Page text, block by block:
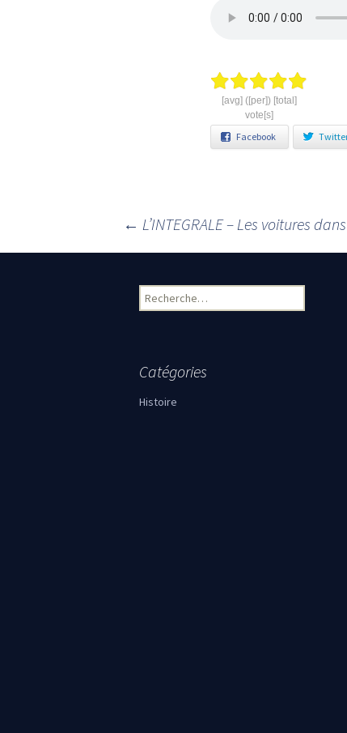
[avg] ([per]) [total]
vote[s]
Facebook
Navigation des articles
← L’INTEGRALE – Les voitures
Rechercher :
Catégories
Histoire